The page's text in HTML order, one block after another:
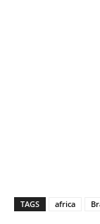
TAGS africa